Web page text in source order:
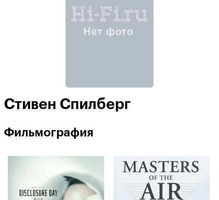
Стивен Спилберг
Фильмография